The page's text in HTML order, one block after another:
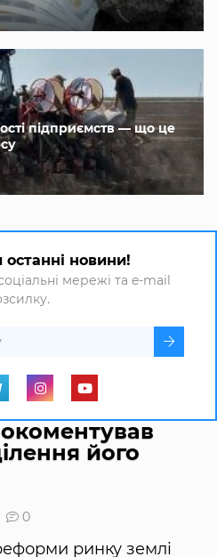
підприємств — що це
останні новини!
мережі та e-mail
його
0
ринку землі